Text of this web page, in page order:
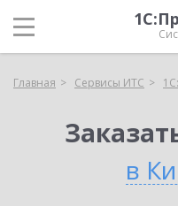
Главная Сервисы ИТС
в